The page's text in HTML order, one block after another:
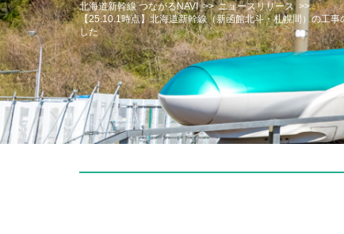
北海道新幹線 つながるNAVI
ニュースリリース
【25.10.1時点】北海道新幹線（新函館北斗・札幌間）の工事
した